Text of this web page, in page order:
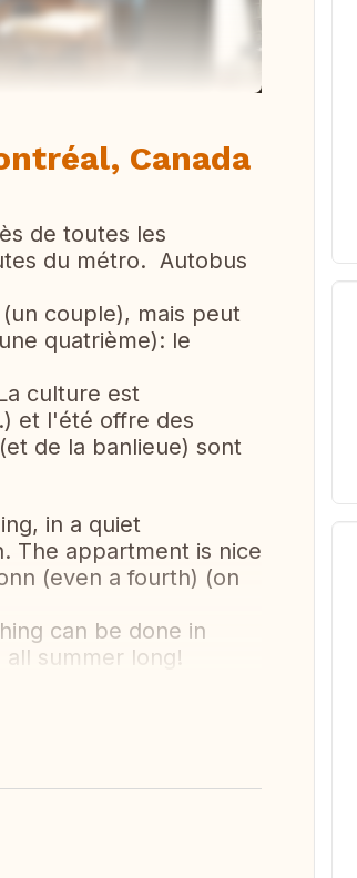
Canada
de toutes les
du métro. Autobus
couple), mais peut
quatrième): le
culture est
et l'été offre des
de la banlieue) sont
in a quiet
The appartment is nice
(even a fourth) (on
can be done in
summer long!